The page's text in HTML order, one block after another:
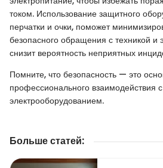
током. Использование защитного
перчатки и очки, поможет
безопасного обращения с техникой и
снизит вероятность неприятных
Помните, что безопасность — это
профессионального взаимодействия с
электрооборудованием.
Больше статей: